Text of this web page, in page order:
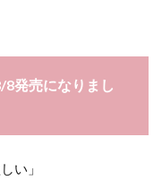
発売になりまし
い」